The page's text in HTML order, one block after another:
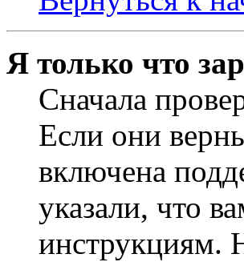
Я только что
Сначала
Если они
включена
указали, что
инструкциям.